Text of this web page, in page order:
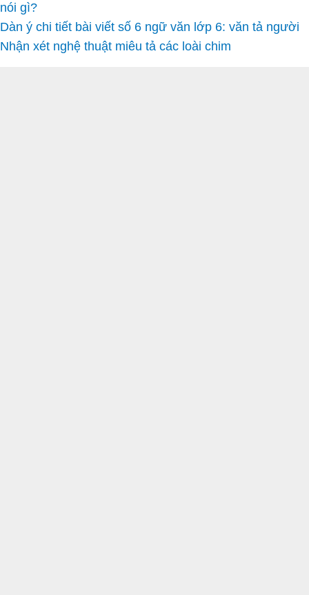
nói gì?
Dàn ý chi tiết bài viết số 6 ngữ văn lớp 6: văn tả người
Nhận xét nghệ thuật miêu tả các loài chim